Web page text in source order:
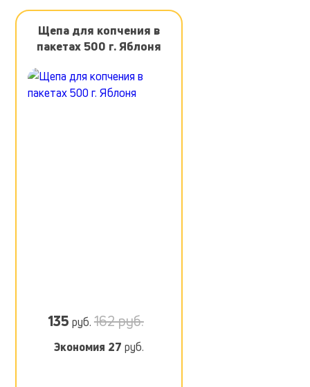
Щепа для копчения в
пакетах 500 г. Яблоня
135 руб. 162 руб.
Экономия 27 руб.